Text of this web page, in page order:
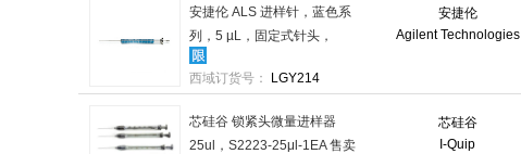
安捷伦
Agilent Technologies
安捷伦 ALS 进样针，蓝色系
列，5 µL，固定式针头，
26s/42/锥形针尖，G4513-
80226 售卖规格：1个
西域订货号： LGY214
芯硅谷
I-Quip
芯硅谷 锁紧头微量进样器
25ul，S2223-25μl-1EA 售卖